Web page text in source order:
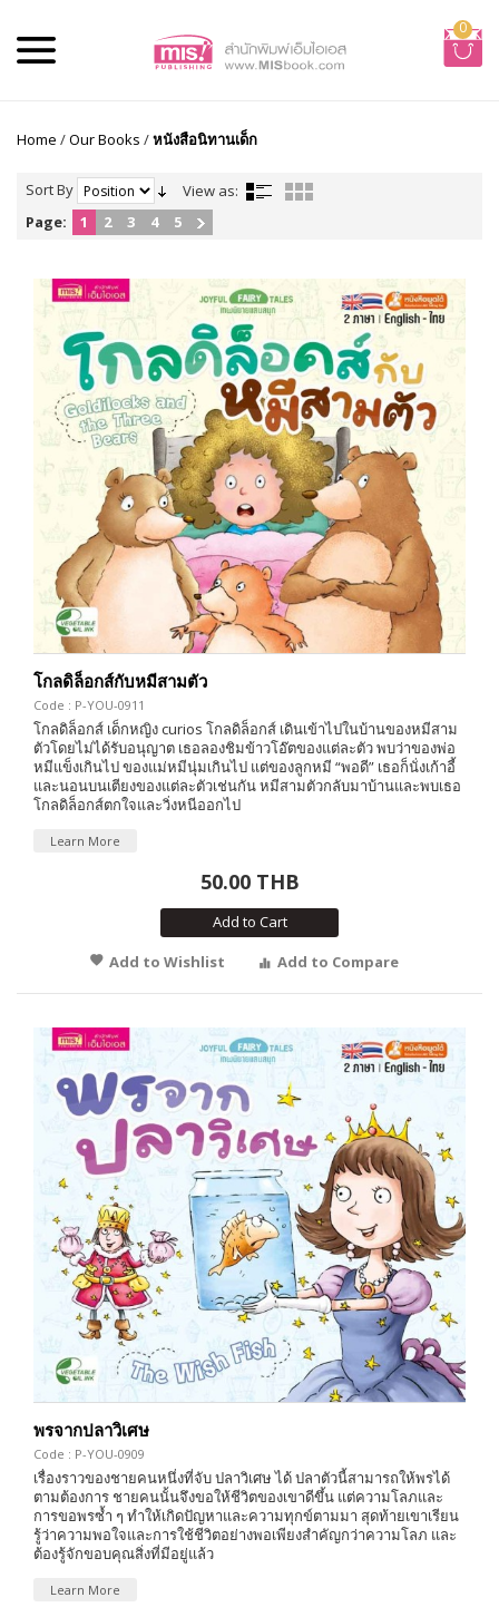
0
Home /Our Books /หนังสือนิทานเด็ก
Sort By
View as:
Page:
1 2 3 4 5
โกลดิล็อกส์กับหมีสามตัว
Code : P-YOU-0911
โกลดิล็อกส์ เด็กหญิง curios โกลดิล็อกส์ เดินเข้าไปในบ้านของหมีสาม
ตัวโดยไม่ได้รับอนุญาต เธอลองชิมข้าวโอ๊ตของแต่ละตัว พบว่าของพ่อ
หมีแข็งเกินไป ของแม่หมีนุ่มเกินไป แต่ของลูกหมี “พอดี” เธอก็นั่งเก้าอี้
และนอนบนเตียงของแต่ละตัวเช่นกัน หมีสามตัวกลับมาบ้านและพบเธอ
โกลดิล็อกส์ตกใจและวิ่งหนีออกไป
Learn More
50.00 THB
Add to Cart
Add to Wishlist
Add to Compare
พรจากปลาวิเศษ
Code : P-YOU-0909
เรื่องราวของชายคนหนึ่งที่จับ ปลาวิเศษ ได้ ปลาตัวนี้สามารถให้พรได้
ตามต้องการ ชายคนนั้นจึงขอให้ชีวิตของเขาดีขึ้น แต่ความโลภและ
การขอพรซ้ำ ๆ ทำให้เกิดปัญหาและความทุกข์ตามมา สุดท้ายเขาเรียน
รู้ว่าความพอใจและการใช้ชีวิตอย่างพอเพียงสำคัญกว่าความโลภ และ
ต้องรู้จักขอบคุณสิ่งที่มีอยู่แล้ว
Learn More